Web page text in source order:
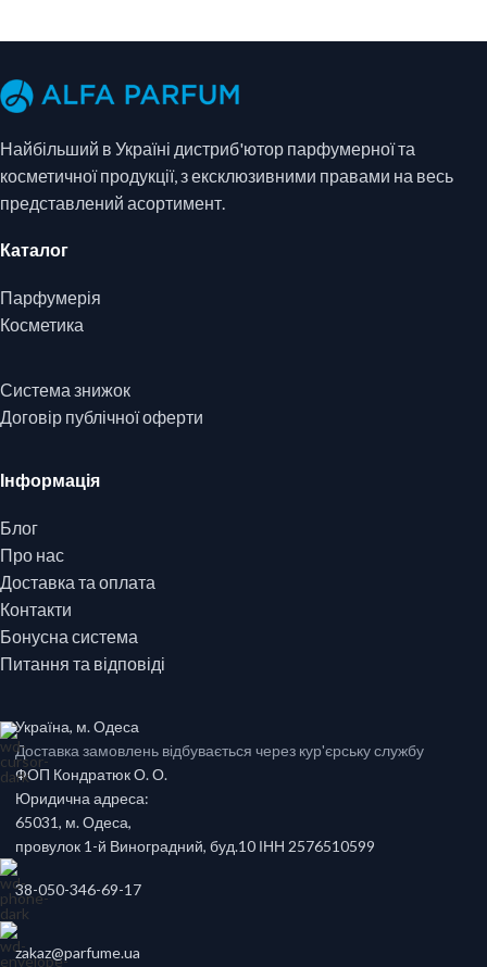
Найбільший в Україні дистриб'ютор парфумерної та
косметичної продукції, з ексклюзивними правами на весь
представлений асортимент.
Каталог
Парфумерія
Косметика
Система знижок
Договір публічної оферти
Інформація
Блог
Про нас
Доставка та оплата
Контакти
Бонусна система
Питання та відповіді
Україна, м. Одеса
Доставка замовлень відбувається через кур'єрську службу
ФОП Кондратюк О. О.
Юридична адреса:
65031, м. Одеса,
провулок 1-й Виноградний, буд.10 ІНН 2576510599
38-050-346-69-17
zakaz@parfume.ua